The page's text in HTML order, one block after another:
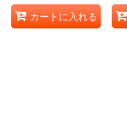
カートに入れる